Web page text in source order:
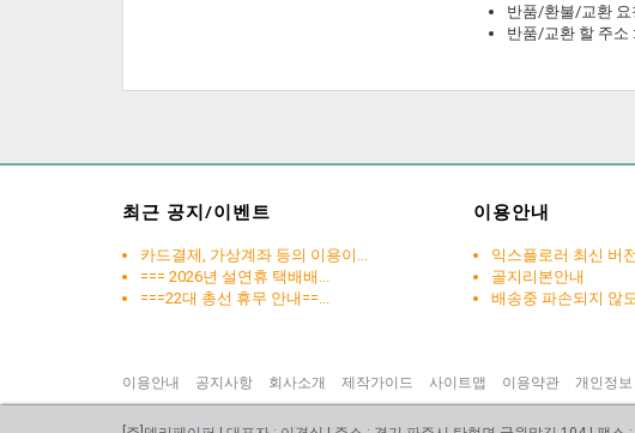
반품/환불/교환 요
반품/교환 할 주소
최근 공지/이벤트
카드결제, 가상계좌 등의 이용이...
=== 2026년 설연휴 택배배...
===22대 총선 휴무 안내==...
이용안내
익스플로러 최신 버전
골지리본안내
배송중 파손되지 않
이용안내 공지사항 회사소개 제작가이드 사이트맵 이용약관 개인정